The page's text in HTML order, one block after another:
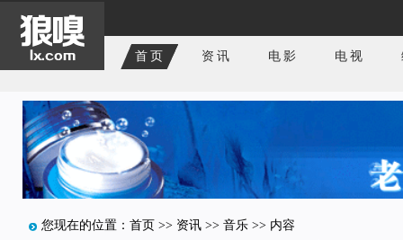
首页 资讯 电影 电视
您现在的位置： 首页 >> 资讯 >> 音乐 >> 内容